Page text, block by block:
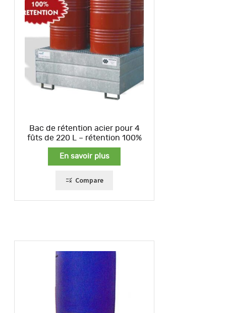
Bac de rétention acier pour 4
fûts de 220 L – rétention 100%
En savoir plus
Compare